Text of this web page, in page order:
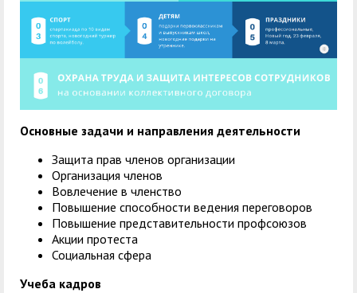
Основные задачи и направления деятельности
Защита прав членов организации
Организация членов
Вовлечение в членство
Повышение способности ведения переговоров
Повышение представительности профсоюзов
Акции протеста
Социальная сфера
Учеба кадров